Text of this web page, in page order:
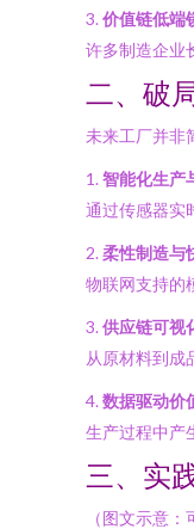
3.价值链低端
许多制造企业
二、破
未来工厂并非
1.智能化生产
通过传感器实
2.柔性制造与
物联网支持的
3.供应链可视
从原材料到成
4.数据驱动价
生产过程中产
三、实
（图文示意